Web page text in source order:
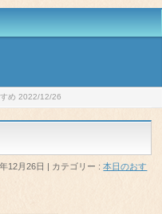
め 2022/12/26
12月26日 カテゴリー :本日のおす